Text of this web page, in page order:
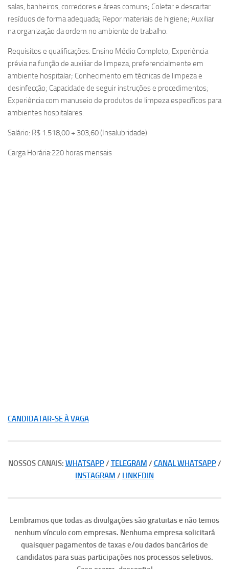
salas, banheiros, corredores e áreas comuns; Coletar e descartar
resíduos de forma adequada; Repor materiais de higiene; Auxiliar
na organização da ordem no ambiente de trabalho.
Requisitos e qualificações: Ensino Médio Completo; Experiência
prévia na função de auxiliar de limpeza, preferencialmente em
ambiente hospitalar; Conhecimento em técnicas de limpeza e
desinfecção; Capacidade de seguir instruções e procedimentos;
Experiência com manuseio de produtos de limpeza específicos para
ambientes hospitalares.
Salário: R$ 1.518,00 + 303,60 (Insalubridade)
Carga Horária:220 horas mensais
CANDIDATAR-SE À VAGA
NOSSOS CANAIS: WHATSAPP/ TELEGRAM / CANAL WHATSAPP/
INSTAGRAM / LINKEDIN
Lembramos que todas as divulgações são gratuitas e não temos
nenhum vínculo com empresas. Nenhuma empresa solicitará
quaisquer pagamentos de taxas e/ou dados bancários de
candidatos para suas participações nos processos seletivos.